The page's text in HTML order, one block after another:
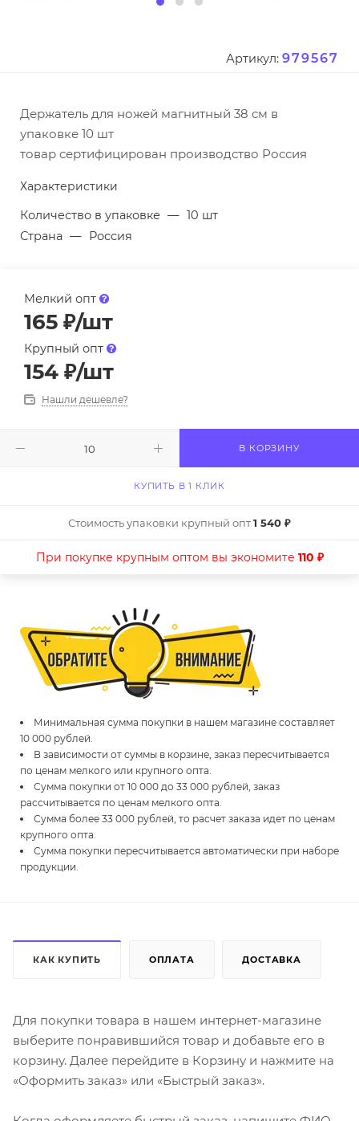
Артикул: 979567
Держатель для ножей магнитный 38 см в
упаковке 10 шт
товар сертифицирован производство Россия
Характеристики
Количество в упаковке — 10 шт
Страна — Россия
Мелкий опт
165 ₽/шт
Крупный опт
154 ₽/шт
Нашли дешевле?
В КОРЗИНУ
КУПИТЬ В 1 КЛИК
Стоимость упаковки крупный опт1 540 ₽
При покупке крупным оптом вы экономите 110 ₽
Минимальная сумма покупки в нашем магазине составляет
10 000 рублей.
В зависимости от суммы в корзине, заказ пересчитывается
по ценам мелкого или крупного опта.
Сумма покупки от 10 000 до 33 000 рублей, заказ
рассчитывается по ценам мелкого опта.
Сумма более 33 000 рублей, то расчет заказа идет по ценам
крупного опта.
Сумма покупки пересчитывается автоматически при наборе
продукции.
КАК КУПИТЬ ОПЛАТА ДОСТАВКА
Для покупки товара в нашем интернет-магазине
выберите понравившийся товар и добавьте его в
корзину. Далее перейдите в Корзину и нажмите на
«Оформить заказ» или «Быстрый заказ».